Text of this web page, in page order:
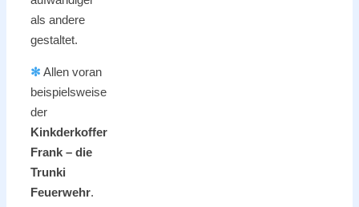
als andere
gestaltet.
✻ Allen voran
beispielsweise
der
Kinkderkoffer
Frank – die
Trunki
Feuerwehr.